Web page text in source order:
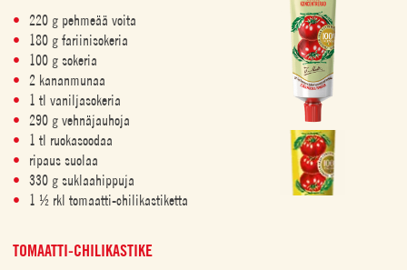
220 g pehmeää voita
180 g fariinisokeria
100 g sokeria
2 kananmunaa
1 tl vaniljasokeria
290 g vehnäjauhoja
1 tl ruokasoodaa
ripaus suolaa
330 g suklaahippuja
1 ½ rkl tomaatti-chilikastiketta
TOMAATTI-CHILIKASTIKE